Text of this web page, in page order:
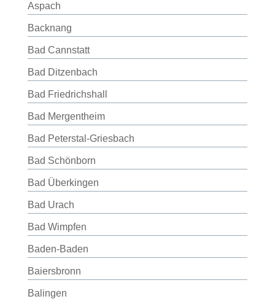
Aspach
Backnang
Bad Cannstatt
Bad Ditzenbach
Bad Friedrichshall
Bad Mergentheim
Bad Peterstal-Griesbach
Bad Schönborn
Bad Überkingen
Bad Urach
Bad Wimpfen
Baden-Baden
Baiersbronn
Balingen